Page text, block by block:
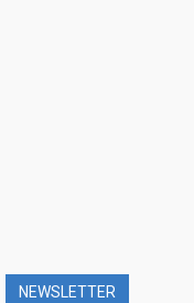
NEWSLETTER